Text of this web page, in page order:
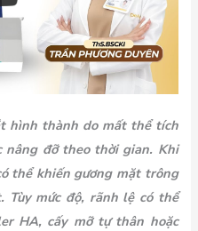
hình thành do mất thể tích
nâng đỡ theo thời gian. Khi
thể khiến gương mặt trông
mức độ, rãnh lệ có thể
HA, cấy mỡ tự thân hoặc